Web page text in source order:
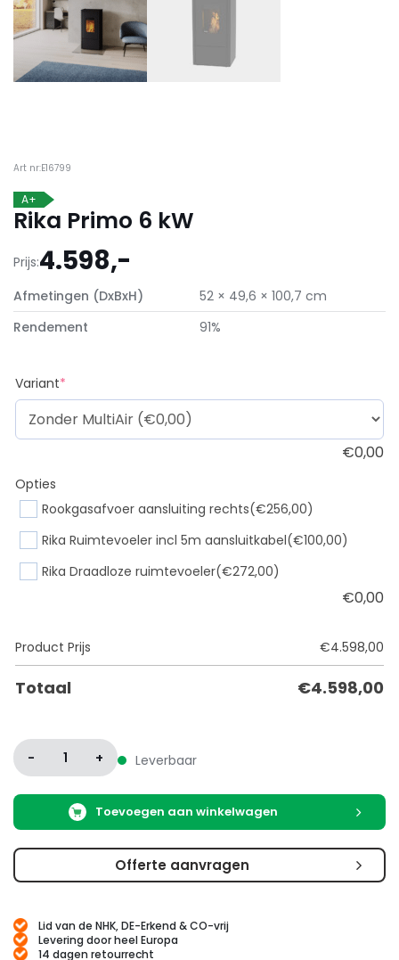
Art nr:E16799
A+
Rika Primo 6 kW
Prijs:4.598,-
Afmetingen (DxBxH)
52 × 49,6 × 100,7 cm
Rendement
91%
Variant*
€0,00
Opties
Rookgasafvoer aansluiting rechts(€256,00)
Rika Ruimtevoeler incl 5m aansluitkabel(€100,00)
Rika Draadloze ruimtevoeler(€272,00)
€0,00
Product Prijs €4.598,00
Totaal €4.598,00
- 1 + Leverbaar
Toevoegen aan winkelwagen
Offerte aanvragen
Lid van de NHK, DE-Erkend & CO-vrij
Levering door heel Europa
14 dagen retourrecht